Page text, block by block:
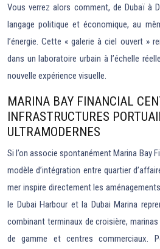
Vous verrez alors comment, de Dubaï à
langage politique et économique, au
l’énergie. Cette « galerie à ciel ouvert »
dans un laboratoire urbain à l’échelle
nouvelle expérience visuelle.
MARINA BAY FINANCIAL
INFRASTRUCTURES
ULTRAMODERNES
Si l’on associe spontanément Marina Bay
modèle d’intégration entre quartier
mer inspire directement les
le Dubai Harbour et la Dubai Marina
combinant terminaux de croisière,
de gamme et centres commerciaux.